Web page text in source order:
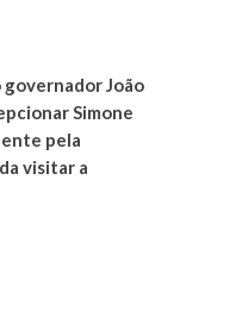
governador João
Simone
pela
visitar a